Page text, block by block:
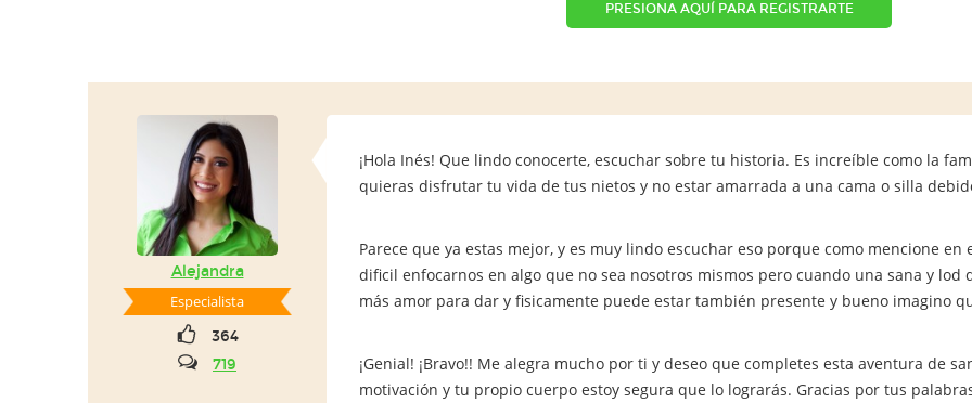
PRESIONA AQUÍ PARA REGISTRARTE
Alejandra
Especialista
364
719
¡Hola Inés! Que lindo conocerte, escuchar sobre tu historia. Es increíble como la
quieras disfrutar tu vida de tus nietos y no estar amarrada a una cama o silla
Parece que ya estas mejor, y es muy lindo escuchar eso porque como mencione
dificil enfocarnos en algo que no sea nosotros mismos pero cuando una sana y
más amor para dar y fisicamente puede estar también presente y bueno imagino
¡Genial! ¡Bravo!! Me alegra mucho por ti y deseo que completes esta aventura de
motivación y tu propio cuerpo estoy segura que lo lograrás. Gracias por tus